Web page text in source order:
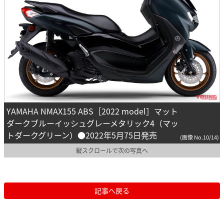
YAMAHA NMAX155 ABS［2022 model］マット
ダークブルーイッシュグレーメタリック4（マッ
トダークグリーン）●2022年5月75日発売
(画像 No.10/14)
縦スクロールで次の写真へ
記事へ戻る